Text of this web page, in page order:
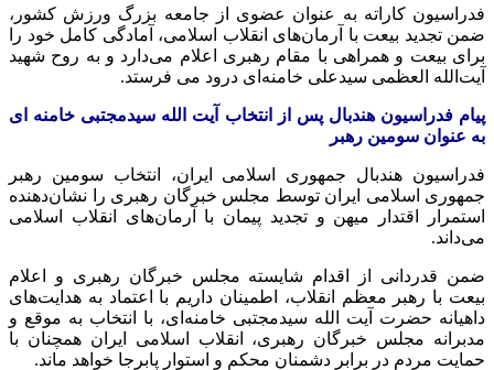
فدراسیون کاراته به ‌عنوان عضوی از جامعه بزرگ ورزش کشور،
ضمن تجدید بیعت با آرمان‌های انقلاب اسلامی، آمادگی کامل خود را
برای بیعت و همراهی با مقام رهبری اعلام می‌دارد و به روح شهید
آیت‌الله العظمی سیدعلی خامنه‌ای درود می فرستد.
پیام فدراسیون هندبال پس از انتخاب آیت الله سیدمجتبی خامنه ای
به عنوان سومین رهبر
فدراسیون هندبال جمهوری اسلامی ایران، انتخاب سومین رهبر
جمهوری اسلامی ایران توسط مجلس خبرگان رهبری را نشان‌دهنده
استمرار اقتدار میهن و تجدید پیمان با آرمان‌های انقلاب اسلامی
می‌داند.
ضمن قدردانی از اقدام شایسته مجلس خبرگان رهبری و اعلام
بیعت با رهبر معظم انقلاب، اطمینان داریم با اعتماد به هدایت‌های
داهیانه حضرت آیت الله سیدمجتبی خامنه‌ای، با انتخاب به موقع و
مدبرانه مجلس خبرگان رهبری، انقلاب اسلامی ایران همچنان با
حمایت مردم در برابر دشمنان محکم و استوار پابرجا خواهد ماند.